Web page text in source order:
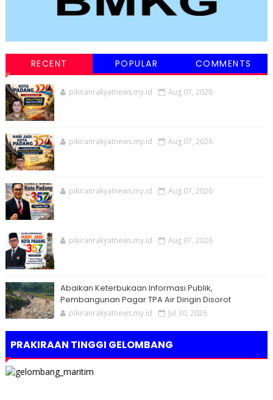
RECENT POPULAR COMMENTS
pikiranrakyatnews.my.id Aug 07, 2026
pikiranrakyatnews.my.id Aug 07, 2026
pikiranrakyatnews.my.id Aug 07, 2026
pikiranrakyatnews.my.id Aug 07, 2026
Abaikan Keterbukaan Informasi Publik,
Pembangunan Pagar TPA Air Dingin Disorot
pikiranrakyatnews.my.id Jul 30, 2026
PRAKIRAAN TINGGI GELOMBANG